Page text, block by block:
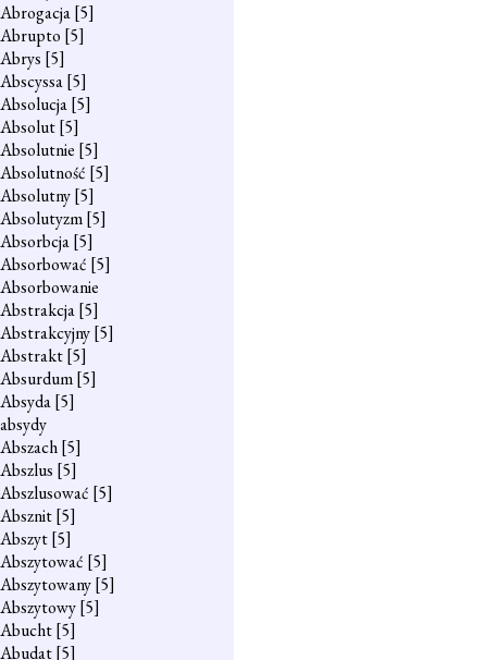
Abrogacja[5]
Abrupto [5]
Abrys [5]
Abscyssa[5]
Absolucja[5]
Absolut[5]
Absolutnie [5]
Absolutność [5]
Absolutny[5]
Absolutyzm[5]
Absorbcja[5]
Absorbować [5]
Absorbowanie
Abstrakcja[5]
Abstrakcyjny[5]
Abstrakt[5]
Absurdum[5]
Absyda[5]
absydy
Abszach[5]
Abszlus [5]
Abszlusować [5]
Absznit[5]
Abszyt[5]
Abszytować [5]
Abszytowany[5]
Abszytowy[5]
Abucht[5]
Abudat[5]